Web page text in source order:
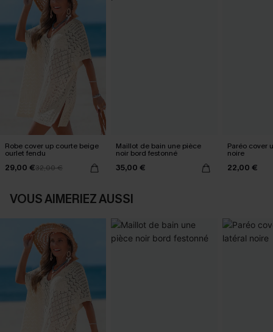
Robe cover up courte beige
ourlet fendu
29,00 €32,00 €
Maillot de bain une pièce
noir bord festonné
35,00 €
Paréo cover
noire
22,00 €
VOUS AIMERIEZ AUSSI